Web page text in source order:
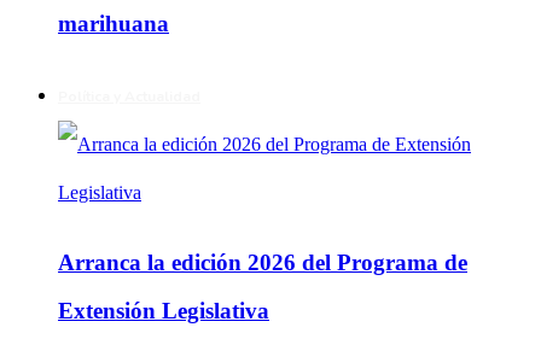
marihuana
Arranca la edición 2026 del Programa de
Extensión Legislativa